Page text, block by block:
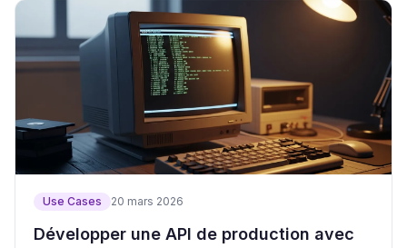
Use Cases 20 mars 2026
Développer une API de production avec